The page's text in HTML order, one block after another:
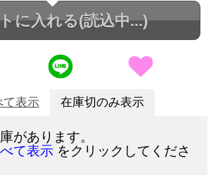
に入れる(読込中...)
て表示 在庫切のみ表示
があります。
て表示 をクリックしてくださ